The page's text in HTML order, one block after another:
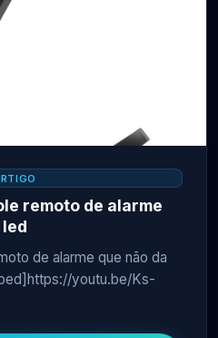
remoto de alarme
de alarme que não da
youtu.be/Ks-